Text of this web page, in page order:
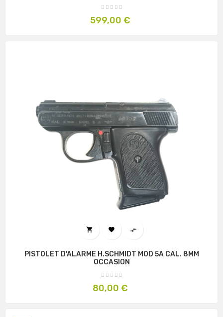
Prix
599,00 €
  
PISTOLET D'ALARME H.SCHMIDT MOD 5A CAL. 8MM
OCCASION
Prix
80,00 €